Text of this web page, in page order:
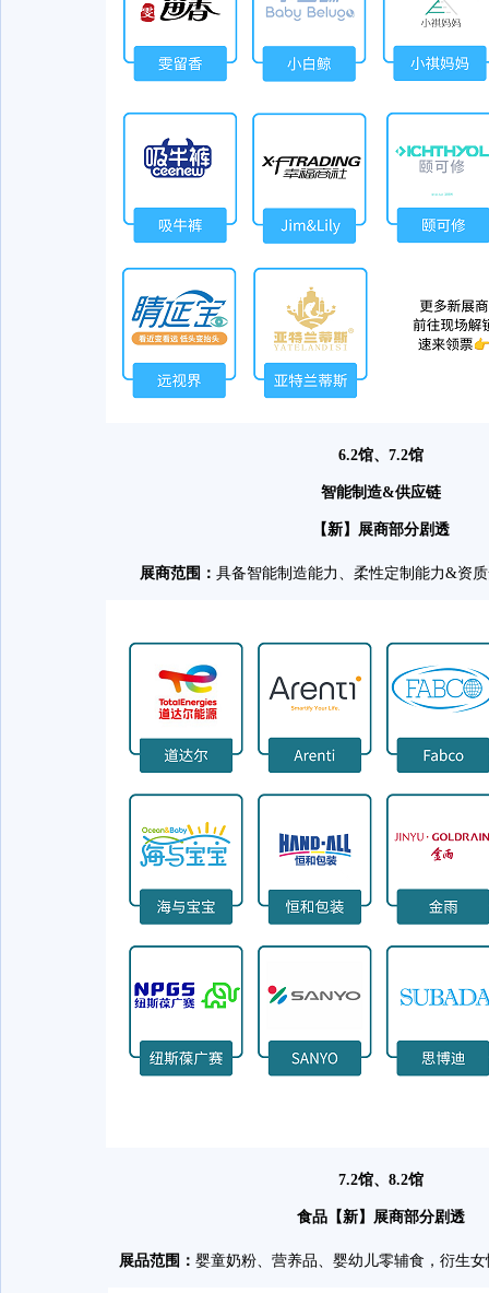
6.2馆、7.2馆
智能制造&供应链
【新】展商部分剧透
展商范围： 具备智能制造能力、柔性定制能力&资
7.2馆、8.2馆
食品【新】展商部分剧透
展品范围： 婴童奶粉、营养品、婴幼儿零辅食，衍生